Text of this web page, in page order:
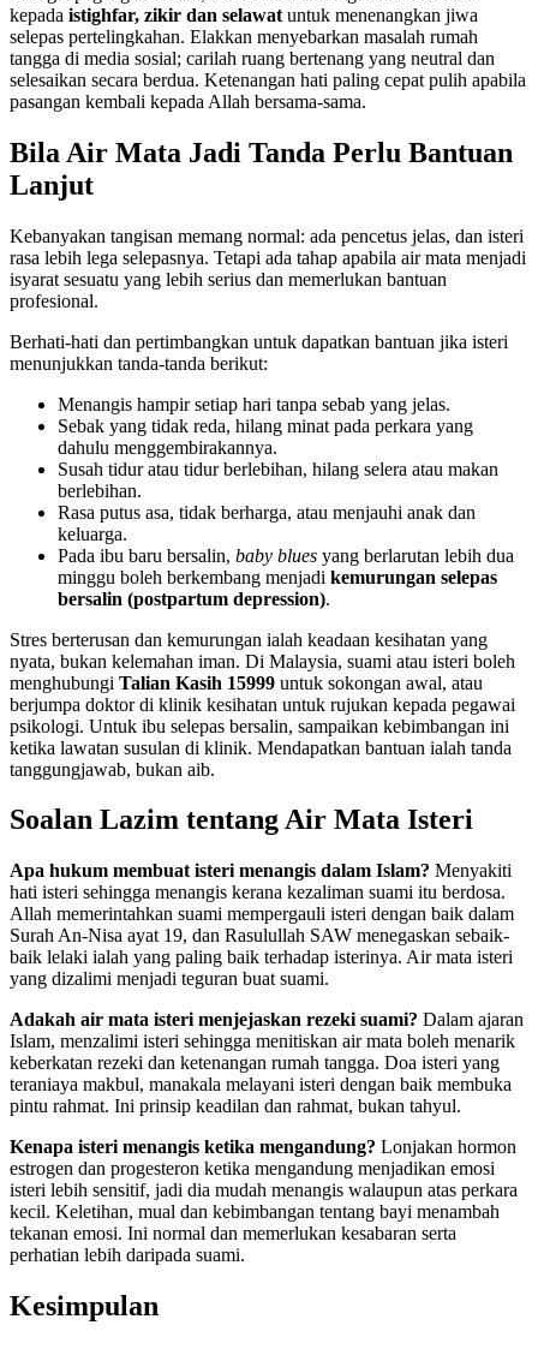
kepada istighfar, zikir dan selawat untuk menenangkan jiwa
selepas pertelingkahan. Elakkan menyebarkan masalah rumah
tangga di media sosial; carilah ruang bertenang yang neutral dan
selesaikan secara berdua. Ketenangan hati paling cepat pulih apabila
pasangan kembali kepada Allah bersama-sama.
Bila Air Mata Jadi Tanda Perlu Bantuan
Lanjut
Kebanyakan tangisan memang normal: ada pencetus jelas, dan isteri
rasa lebih lega selepasnya. Tetapi ada tahap apabila air mata menjadi
isyarat sesuatu yang lebih serius dan memerlukan bantuan
profesional.
Berhati-hati dan pertimbangkan untuk dapatkan bantuan jika isteri
menunjukkan tanda-tanda berikut:
Menangis hampir setiap hari tanpa sebab yang jelas.
Sebak yang tidak reda, hilang minat pada perkara yang
dahulu menggembirakannya.
Susah tidur atau tidur berlebihan, hilang selera atau makan
berlebihan.
Rasa putus asa, tidak berharga, atau menjauhi anak dan
keluarga.
Pada ibu baru bersalin, baby blues yang berlarutan lebih dua
minggu boleh berkembang menjadi kemurungan selepas
bersalin (postpartum depression).
Stres berterusan dan kemurungan ialah keadaan kesihatan yang
nyata, bukan kelemahan iman. Di Malaysia, suami atau isteri boleh
menghubungi Talian Kasih 15999 untuk sokongan awal, atau
berjumpa doktor di klinik kesihatan untuk rujukan kepada pegawai
psikologi. Untuk ibu selepas bersalin, sampaikan kebimbangan ini
ketika lawatan susulan di klinik. Mendapatkan bantuan ialah tanda
tanggungjawab, bukan aib.
Soalan Lazim tentang Air Mata Isteri
Apa hukum membuat isteri menangis dalam Islam? Menyakiti
hati isteri sehingga menangis kerana kezaliman suami itu berdosa.
Allah memerintahkan suami mempergauli isteri dengan baik dalam
Surah An-Nisa ayat 19, dan Rasulullah SAW menegaskan sebaik-
baik lelaki ialah yang paling baik terhadap isterinya. Air mata isteri
yang dizalimi menjadi teguran buat suami.
Adakah air mata isteri menjejaskan rezeki suami? Dalam ajaran
Islam, menzalimi isteri sehingga menitiskan air mata boleh menarik
keberkatan rezeki dan ketenangan rumah tangga. Doa isteri yang
teraniaya makbul, manakala melayani isteri dengan baik membuka
pintu rahmat. Ini prinsip keadilan dan rahmat, bukan tahyul.
Kenapa isteri menangis ketika mengandung? Lonjakan hormon
estrogen dan progesteron ketika mengandung menjadikan emosi
isteri lebih sensitif, jadi dia mudah menangis walaupun atas perkara
kecil. Keletihan, mual dan kebimbangan tentang bayi menambah
tekanan emosi. Ini normal dan memerlukan kesabaran serta
perhatian lebih daripada suami.
Kesimpulan